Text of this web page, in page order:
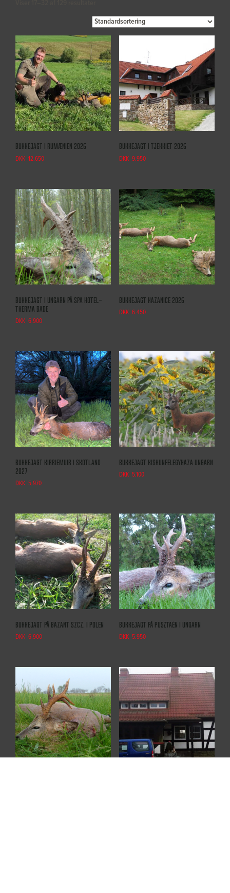
Bukkejagt i Rumænien 2026
DKK 12.650
Bukkejagt i Tjekkiet 2026
DKK 9.950
Bukkejagt i Ungarn på Spa Hotel-
Therma Bade
DKK 6.900
Bukkejagt Kazanice 2026
DKK 6.450
Bukkejagt Kirriemuir i Skotland
2027
DKK 5.970
Bukkejagt Kiskunfelegyhaza Ungarn
DKK 5.100
Bukkejagt på Bazant Szcz. i Polen
DKK 6.900
Bukkejagt på Pusztaén i Ungarn
DKK 5.950